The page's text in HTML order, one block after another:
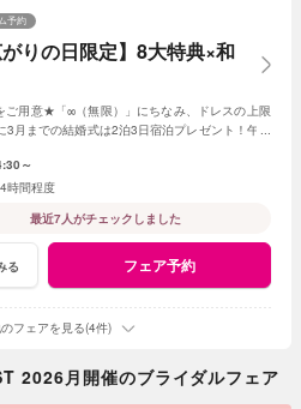
りの日限定】8大特典×和
予約
用意★「∞（無限）」にちなみ、ドレスの上限
月までの結婚式は2泊3日宿泊プレゼント！午前
～
4時間程度
最近7人がチェックしました
る フェア予約
フェアを見る(4件)
月開催のブライダルフェア